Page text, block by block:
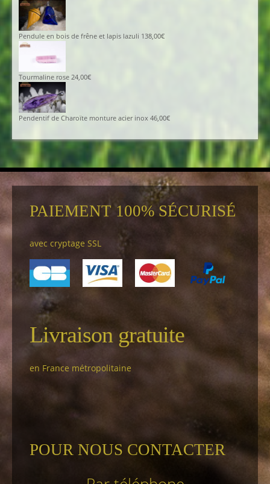
Pendule en bois de frêne et lapis lazuli 138,00€
Tourmaline rose 24,00€
Pendentif de Charoïte monture acier inox 46,00€
PAIEMENT 100% SÉCURISÉ
avec cryptage SSL
Livraison gratuite
en France métropolitaine
POUR NOUS CONTACTER